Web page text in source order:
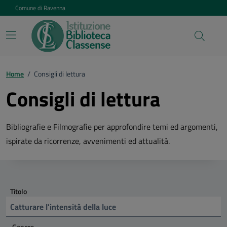
Vai ai contenuti
Vai al footer
Comune di Ravenna
Home / Consigli di lettura
Consigli di lettura
Bibliografie e Filmografie per approfondire temi ed argomenti,
ispirate da ricorrenze, avvenimenti ed attualità.
Titolo